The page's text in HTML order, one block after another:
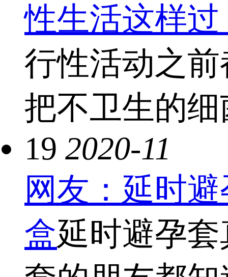
性生活这样
行性活动之
把不卫生的
19 2020-11
网友：延时
盒延时避孕